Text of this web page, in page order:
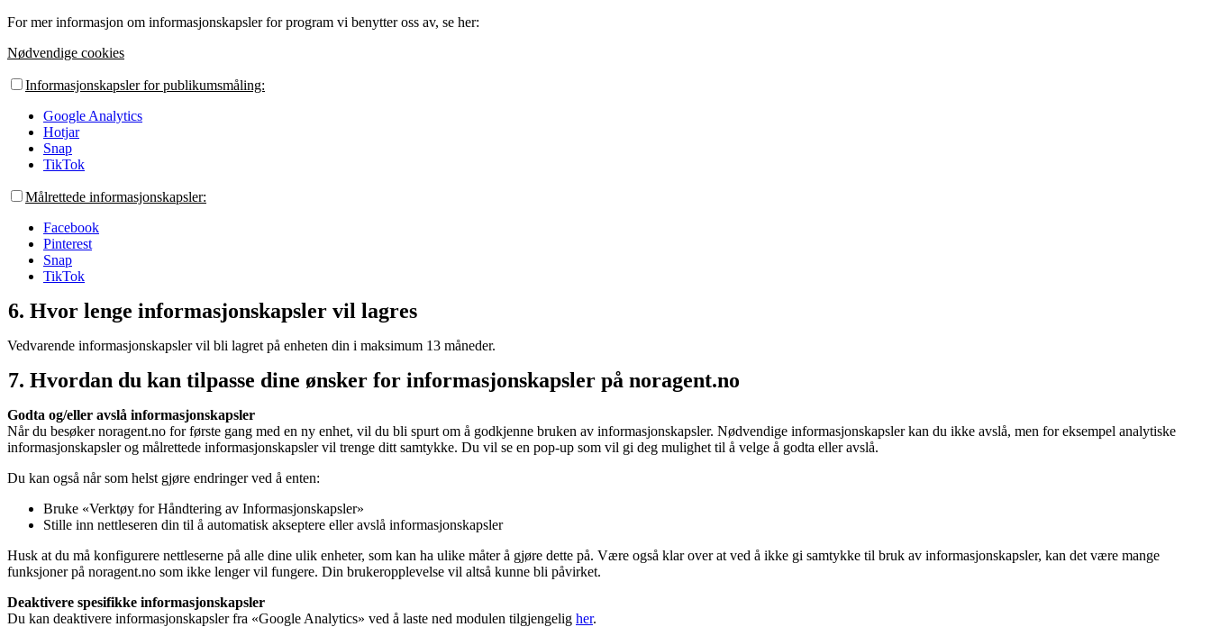
For mer informasjon om informasjonskapsler for program vi benytter oss av, se her:
Nødvendige cookies
Informasjonskapsler for publikumsmåling:
Google Analytics
Hotjar
Snap
TikTok
Målrettede informasjonskapsler:
Facebook
Pinterest
Snap
TikTok
Hvor lenge informasjonskapsler vil lagres
Vedvarende informasjonskapsler vil bli lagret på enheten din i maksimum 13 måneder.
Hvordan du kan tilpasse dine ønsker for informasjonskapsler på noragent.no
Godta og/eller avslå informasjonskapsler
Når du besøker noragent.no for første gang med en ny enhet, vil du bli spurt om å godkjenne bruken av informasjonskapsler. Nødvendige informasjonskapsler kan du ikke avslå, men for eksempel analytiske
informasjonskapsler og målrettede informasjonskapsler vil trenge ditt samtykke. Du vil se en pop-up som vil gi deg mulighet til å velge å godta eller avslå.
Du kan også når som helst gjøre endringer ved å enten:
Bruke «Verktøy for Håndtering av Informasjonskapsler»
Stille inn nettleseren din til å automatisk akseptere eller avslå informasjonskapsler
Husk at du må konfigurere nettleserne på alle dine ulik enheter, som kan ha ulike måter å gjøre dette på. Være også klar over at ved å ikke gi samtykke til bruk av informasjonskapsler, kan det være mange
funksjoner på noragent.no som ikke lenger vil fungere. Din brukeropplevelse vil altså kunne bli påvirket.
Deaktivere spesifikke informasjonskapsler
Du kan deaktivere informasjonskapsler fra «Google Analytics» ved å laste ned modulen tilgjengelig her.